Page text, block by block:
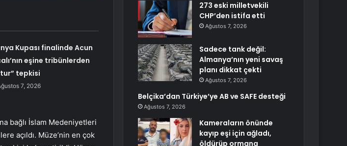
Kupası finalinde Acun
eşine tribünlerden
tepkisi
7, 2026
bağlı İslam Medeniyetleri
açıldı. Müze’nin en çok
273 eski milletvekili
CHP’den istifa etti
Ağustos 7, 2026
Sadece tank değil:
Almanya’nın yeni savaş
planı dikkat çekti
Ağustos 7, 2026
Belçika’dan Türkiye’ye AB ve SAFE desteği
Ağustos 7, 2026
Kameraların önünde
kayıp eşi için ağladı,
öldürüp ormana